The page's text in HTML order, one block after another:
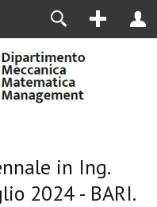
in Ing.
2024 - BARI.